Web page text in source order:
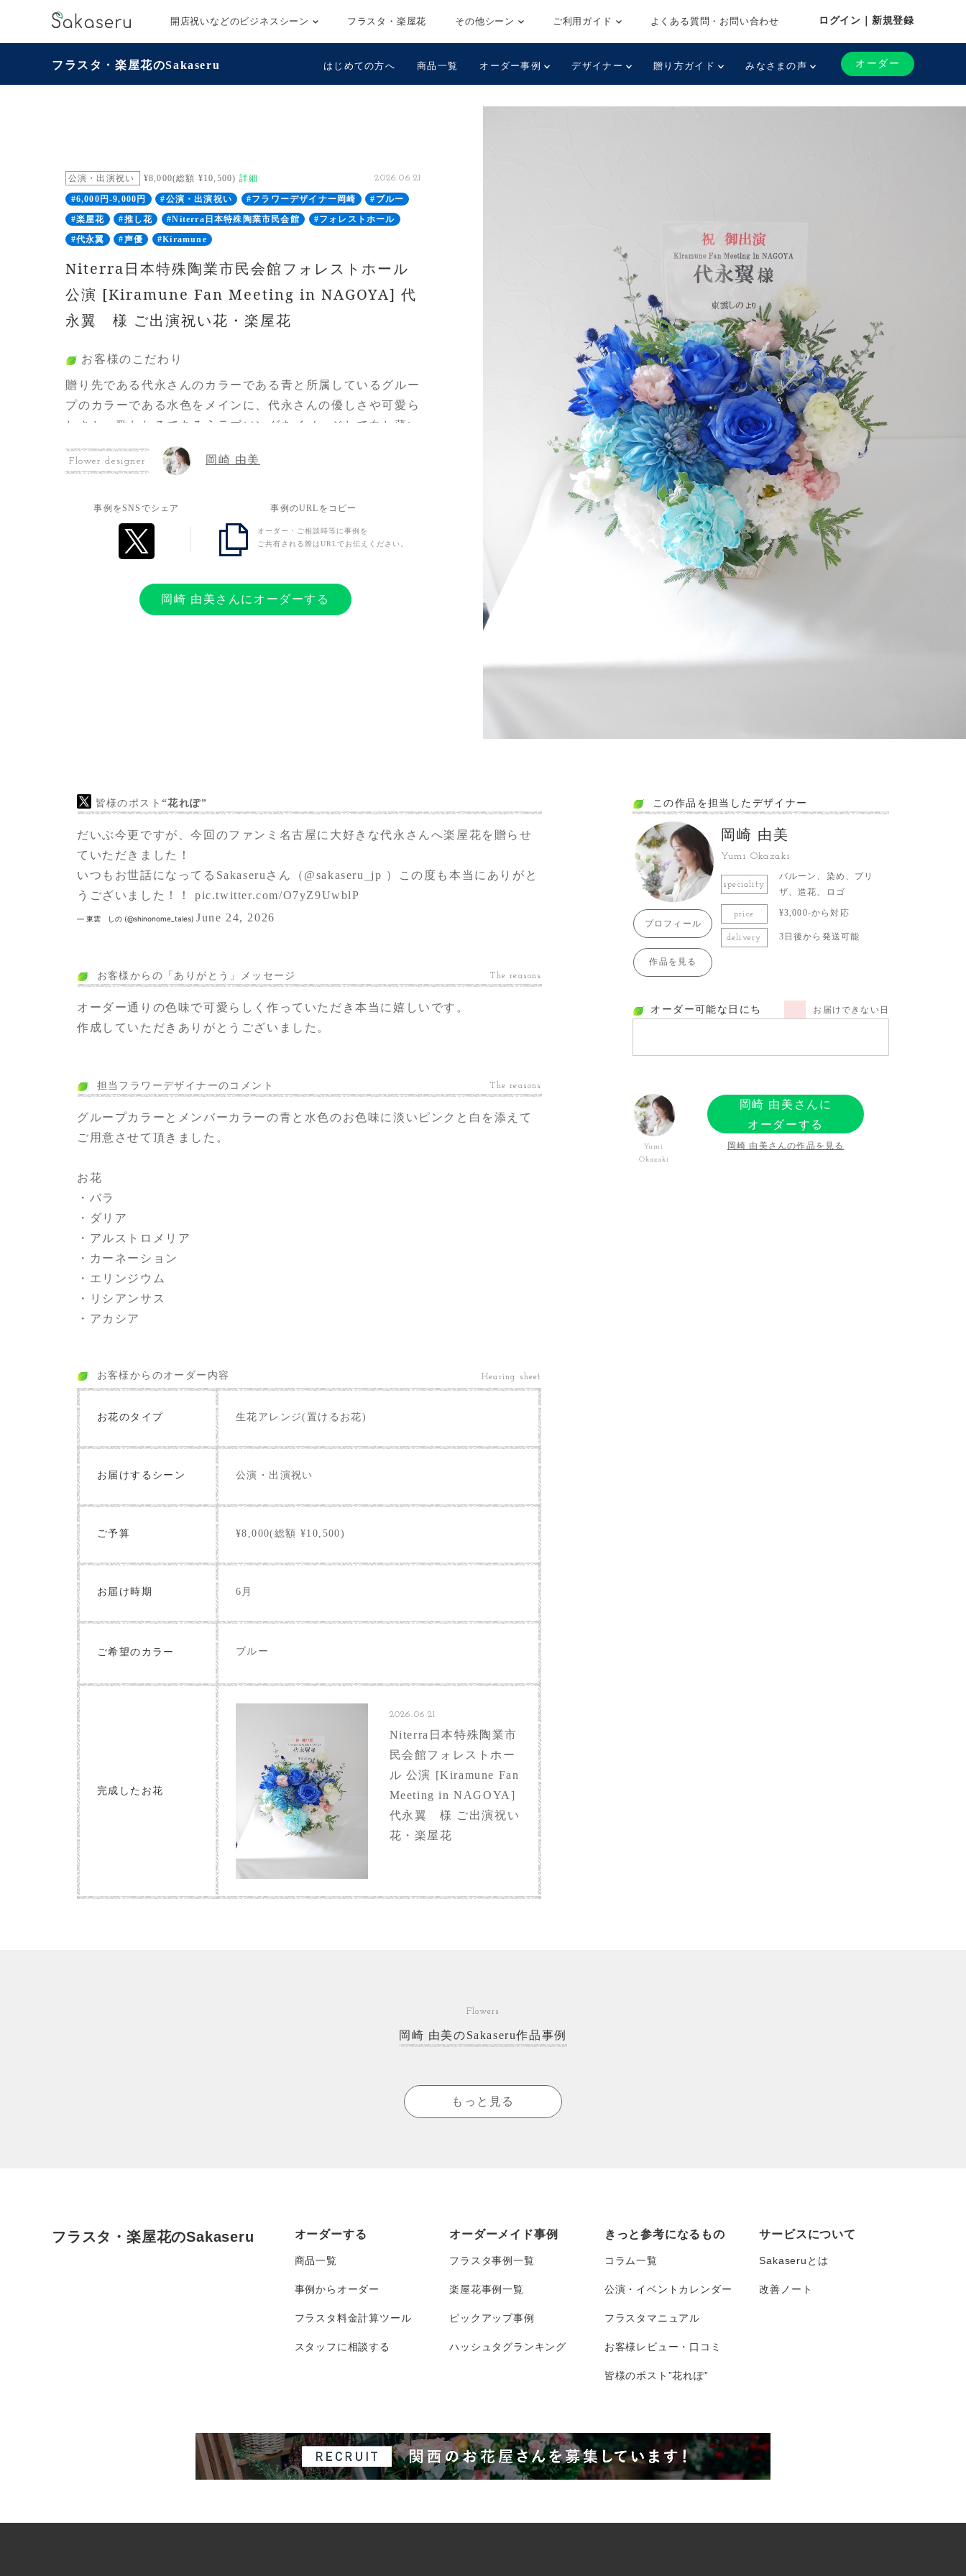
開店祝いなどのビジネスシーン フラスタ・楽屋花 その他シーン ご利用ガイド よくある質問・お問い合わせ ログイン｜新規登録
フラスタ・楽屋花のSakaseru はじめての方へ 商品一覧 オーダー事例 デザイナー 贈り方ガイド みなさまの声 オーダー
公演・出演祝い ¥8,000(総額 ¥10,500) 詳細 2026.06.21
#6,000円-9,000円 #公演・出演祝い #フラワーデザイナー岡崎
#ブルー
#楽屋花
#推し花 #Niterra日本特殊陶業市民会館
#フォレストホール
#代永翼
#声優 #Kiramune
Niterra日本特殊陶業市民会館フォレストホール
公演 [Kiramune Fan Meeting in NAGOYA] 代
永翼 様 ご出演祝い花・楽屋花
お客様のこだわり
贈り先である代永さんのカラーである青と所属しているグルー
プのカラーである水色をメインに、代永さんの優しさや可愛ら
しさと、歌われるであろうラブソングをイメージして白と薄い
ピンクを入れていただきました。
Flower designer 岡崎 由美
事例をSNSでシェア 事例のURLをコピー
オーダー・ご相談時等に事例を
ご共有される際はURLでお伝えください。
岡崎 由美さんにオーダーする
皆様のポスト“花れぽ”
だいぶ今更ですが、今回のファンミ名古屋に大好きな代永さんへ楽屋花を贈らせ
ていただきました！
いつもお世話になってるSakaseruさん（ @sakaseru_jp ）この度も本当にありがと
うございました！！pic.twitter.com/O7yZ9UwblP
— 東雲 しの (@shinonome_tales) June 24, 2026
お客様からの「ありがとう」メッセージ The reasons
オーダー通りの色味で可愛らしく作っていただき本当に嬉しいです。
作成していただきありがとうございました。
担当フラワーデザイナーのコメント The reasons
グループカラーとメンバーカラーの青と水色のお色味に淡いピンクと白を添えて
ご用意させて頂きました。
お花
・バラ
・ダリア
・アルストロメリア
・カーネーション
・エリンジウム
・リシアンサス
・アカシア
お客様からのオーダー内容 Hearing sheet
お花のタイプ 生花アレンジ(置けるお花)
お届けするシーン 公演・出演祝い
ご予算 ¥8,000(総額 ¥10,500)
お届け時期 6月
ご希望のカラー ブルー
完成したお花
2026.06.21
Niterra日本特殊陶業市
民会館フォレストホー
ル 公演 [Kiramune Fan
Meeting in NAGOYA]
代永翼 様 ご出演祝い
花・楽屋花
この作品を担当したデザイナー
プロフィール
作品を見る
岡崎 由美
Yumi Okazaki
speciality
バルーン、染め、プリ
ザ、造花、ロゴ
price ¥3,000-から対応
delivery 3日後から発送可能
オーダー可能な日にち お届けできない日
Yumi
Okazaki
岡崎 由美さんに
オーダーする
岡崎 由美さんの作品を見る
Flowers
岡崎 由美のSakaseru作品事例
もっと見る
フラスタ・楽屋花のSakaseru オーダーする
商品一覧
事例からオーダー
フラスタ料金計算ツール
スタッフに相談する
オーダーメイド事例
フラスタ事例一覧
楽屋花事例一覧
ピックアップ事例
ハッシュタグランキング
きっと参考になるもの
コラム一覧
公演・イベントカレンダー
フラスタマニュアル
お客様レビュー・口コミ
皆様のポスト”花れぽ”
サービスについて
Sakaseruとは
改善ノート